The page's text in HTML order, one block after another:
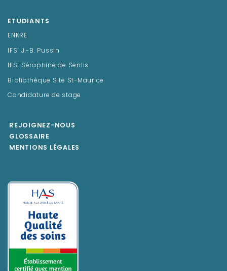
ETUDIANTS
ENKRE
IFSI J.-B. Pussin
IFSI Séraphine de Senlis
Bibliothèque Site St-Maurice
Candidature de stage
REJOIGNEZ-NOUS
GLOSSAIRE
MENTIONS LÉGALES